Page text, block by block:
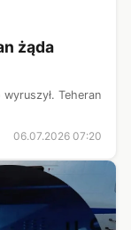
żąda
Teheran
06.07.2026 07:20